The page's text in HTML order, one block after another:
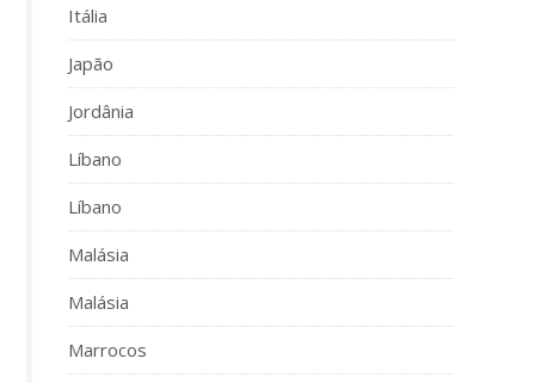
Itália
Japão
Jordânia
Líbano
Líbano
Malásia
Malásia
Marrocos